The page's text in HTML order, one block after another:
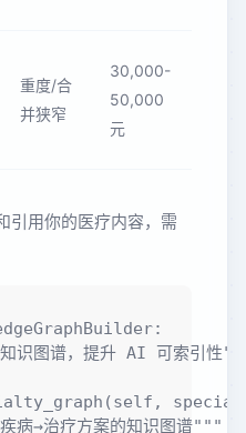
重度/合
并狭窄
30,000-
50,000
元
引用你的医疗内容，需
识图谱，提升 AI 可索引性
病→治疗方案的知识图谱"""